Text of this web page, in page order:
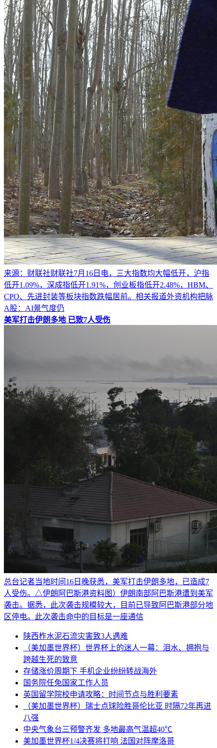
来源：财联社财联社7月16日电，三大指数均大幅低开，沪指
低开1.09%，深成指低开1.91%，创业板指低开2.48%，HBM、
CPO、先进封装等板块指数跌幅居前。相关报道外资机构把脉
A股：AI景气度仍
美军打击伊朗多地 已致7人受伤
总台记者当地时间16日晚获悉，美军打击伊朗多地，已造成7
人受伤。△伊朗阿巴斯港资料图）伊朗南部阿巴斯港遭到美军
袭击。据悉，此次袭击规模较大，目前已导致阿巴斯港部分地
区停电。此次袭击命中的目标是一座通信
陕西柞水泥石流灾害致3人遇难
（美加墨世界杯）世界杯上的迷人一幕：泪水、拥抱与
跨越生死的致意
存储涨价周期下 手机企业纷纷转战海外
国务院任免国家工作人员
英国留学院校申请攻略：时间节点与胜利要素
（美加墨世界杯）瑞士点球险胜哥伦比亚 时隔72年再进
八强
中央气象台三预警齐发 多地最高气温超40℃
美加墨世界杯1/4决赛将打响 法国对阵摩洛哥